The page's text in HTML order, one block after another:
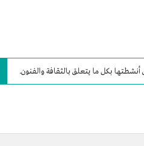
بكل ما يتعلق بالثقافة والفنون.